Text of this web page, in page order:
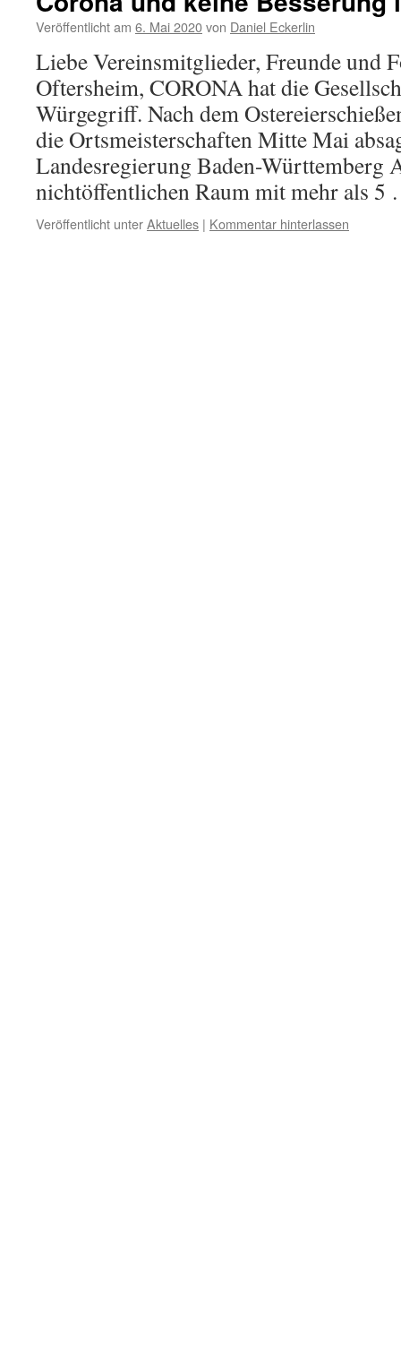
Veröffentlicht am 6. Mai 2020von Daniel Eckerlin
Liebe Vereinsmitglieder, Freunde und
Oftersheim, CORONA hat die
Würgegriff. Nach dem
die Ortsmeisterschaften Mitte Mai
Landesregierung Baden-Württemberg
nichtöffentlichen Raum mit mehr als
Veröffentlicht unterAktuelles | Kommentar hinterlassen